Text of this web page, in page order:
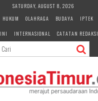
SATURDAY, AUGUST 8, 2026
HUKUM OLAHRAGA BUDAYA IPTEK
INTERNASIONAL CATATAN REDAKSI